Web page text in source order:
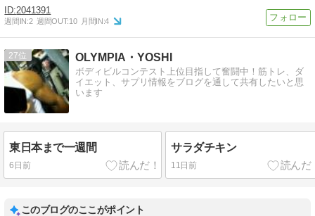
2041391
週間IN:2 週間OUT:10 月間IN:4
27 OLYMPIA・YOSHI
ボディビルコンテスト上位目指して奮闘中！筋トレ、ダ
イエット、サプリ情報をブログを通して共有したいと思
います
東日本まで一週間
6日前
サラダチキン
11日前
このブログのここがポイント